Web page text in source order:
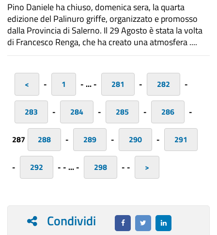
Pino Daniele ha chiuso, domenica sera, la quarta
edizione del Palinuro griffe, organizzato e promosso
dalla Provincia di Salerno. Il 29 Agosto è stata la volta
di Francesco Renga, che ha creato una atmosfera ....
< - 1 - ...- 281 - 282 -
283 - 284 - 285 - 286 -
287 288 - 289 - 290 - 291
- 292 - - ...- 298 - - >
Condividi